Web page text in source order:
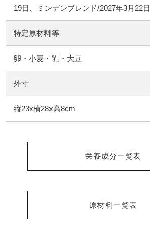
19日、ミンデンブレンド/2027年3月22日
特定原材料等
卵・小麦・乳・大豆
外寸
縦23x横28x高8cm
栄養成分一覧表
原材料一覧表